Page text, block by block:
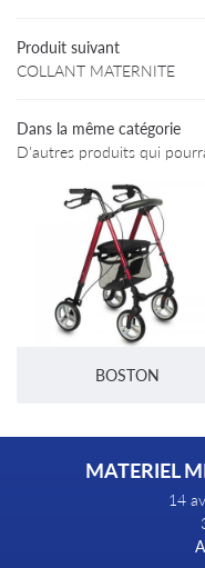
Avis
Contact
Produit suivant
COLLANT MATERNITE
Dans la même catégorie
D'autres produits qui
BOSTON
MATERIEL
14